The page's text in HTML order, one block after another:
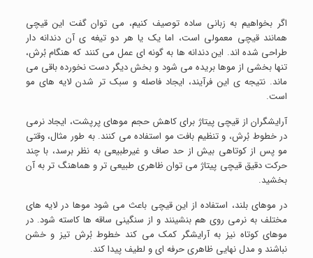
اگر بخواهیم به زبانی ساده توصیف کنیم، می توان گفت این قیچی
همانند قیچی معمولی است، اما یک یا هر دو تیغه ی آن دندانه دار
طراحی شده اند. این دندانه ها به گونه ای عمل می کنند که هنگام بُرش،
تنها بخشی از موها بریده می شود و بخش دیگر دست نخورده باقی می
ماند. نتیجه ی این فرآیند، ایجاد فاصله و سبک تر شدن لایه های مو
است.
آرایشگران از قیچی پیتاژ برای کاهش حجم موهای پرپشت، ایجاد نرمی
در خطوط بُرش، و تنظیم بافت مو استفاده می کنند. به طور مثال، وقتی
مو پس از کوتاهی بیش از حد صاف و غیرطبیعی به نظر برسد، با چند
حرکت دقیق قیچی پیتاژ می توان ظاهری طبیعی تر و هماهنگ تر به آن
بخشید.
در موهای بلند، استفاده از این قیچی باعث می شود موها در لایه های
مختلف به نرمی روی هم بنشینند و از سنگینی ساقه ها کاسته شود. در
موهای کوتاه نیز به آرایشگر کمک می کند خطوط بُرش تیز و خشن
نباشند و مدل نهایی ظاهری حرفه ای و لطیف پیدا کند.